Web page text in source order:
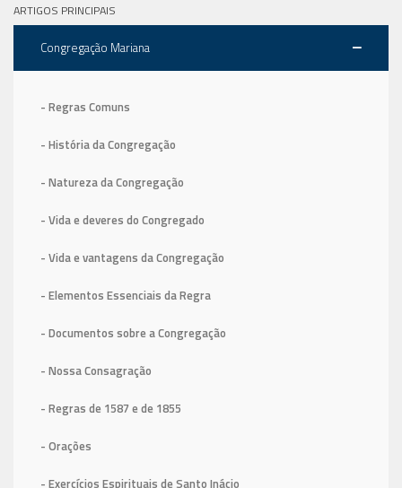
ARTIGOS PRINCIPAIS
Congregação Mariana
- Regras Comuns
- História da Congregação
- Natureza da Congregação
- Vida e deveres do Congregado
- Vida e vantagens da Congregação
- Elementos Essenciais da Regra
- Documentos sobre a Congregação
- Nossa Consagração
- Regras de 1587 e de 1855
- Orações
- Exercícios Espirituais de Santo Inácio